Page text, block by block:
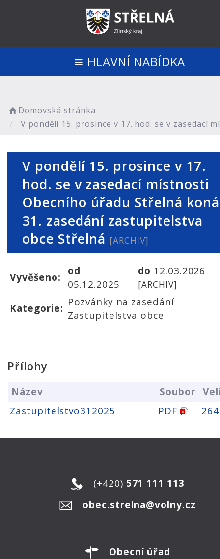
HLAVNÍ NABÍDKA
Domovská stránka
V pondělí 15. prosince v 17. hod. se v zasedací
V pondělí 15. prosince v 17.
hod. se v zasedací místnosti
Obecního úřadu Střelná koná
31. zasedání zastupitelstva
obce Střelná [ARCHIV]
Vyvěšeno:
od
05.12.2025
do 12.03.2026
[ARCHIV]
Kategorie: Pozvánky na zasedání
Zastupitelstva obce
Přílohy
Název Soubor
Zastupitelstvo312025
PDF
(+420) 571 111 113
obec.strelna@volny.cz
Obecní úřad